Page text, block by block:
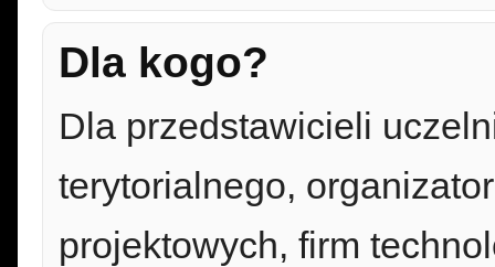
Dla kogo?
Dla przedstawicieli
terytorialnego,
projektowych, firm